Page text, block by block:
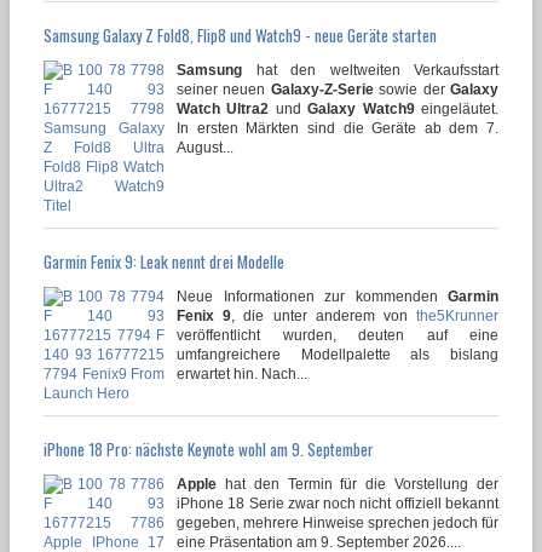
Samsung Galaxy Z Fold8, Flip8 und Watch9 - neue Geräte starten
Samsung hat den weltweiten Verkaufsstart
seiner neuen Galaxy-Z-Seriesowie derGalaxy
Watch Ultra2 undGalaxy Watch9eingeläutet.
In ersten Märkten sind die Geräte ab dem 7.
August...
Garmin Fenix 9: Leak nennt drei Modelle
Neue Informationen zur kommenden Garmin
Fenix 9 , die unter anderem vonthe5Krunner
veröffentlicht wurden, deuten auf eine
umfangreichere Modellpalette als bislang
erwartet hin. Nach...
iPhone 18 Pro: nächste Keynote wohl am 9. September
Apple hat den Termin für die Vorstellung der
iPhone 18 Serie zwar noch nicht offiziell bekannt
gegeben, mehrere Hinweise sprechen jedoch für
eine Präsentation am 9. September 2026....